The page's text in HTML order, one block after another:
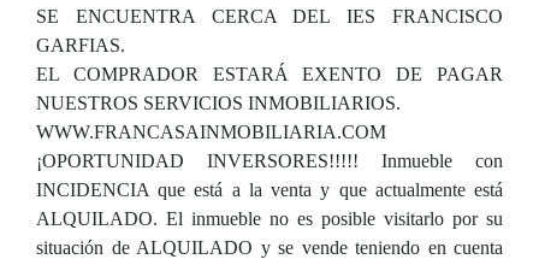
SE ENCUENTRA CERCA DEL IES FRANCISCO
GARFIAS.
EL COMPRADOR ESTARÁ EXENTO DE PAGAR
NUESTROS SERVICIOS INMOBILIARIOS.
WWW.FRANCASAINMOBILIARIA.COM
¡OPORTUNIDAD INVERSORES!!!!! Inmueble con
INCIDENCIA que está a la venta y que actualmente está
ALQUILADO. El inmueble no es posible visitarlo por su
situación de ALQUILADO y se vende teniendo en cuenta